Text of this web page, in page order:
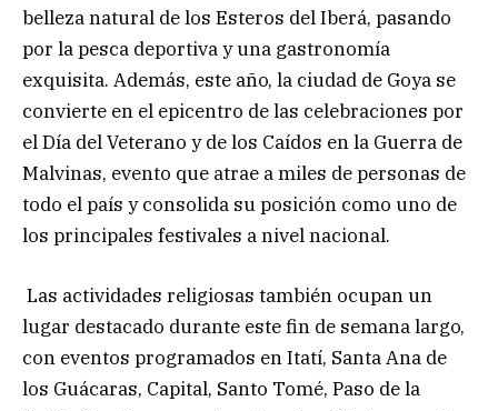
belleza natural de los Esteros del Iberá, pasando
por la pesca deportiva y una gastronomía
exquisita. Además, este año, la ciudad de Goya se
convierte en el epicentro de las celebraciones por
el Día del Veterano y de los Caídos en la Guerra de
Malvinas, evento que atrae a miles de personas de
todo el país y consolida su posición como uno de
los principales festivales a nivel nacional.
Las actividades religiosas también ocupan un
lugar destacado durante este fin de semana largo,
con eventos programados en Itatí, Santa Ana de
los Guácaras, Capital, Santo Tomé, Paso de la